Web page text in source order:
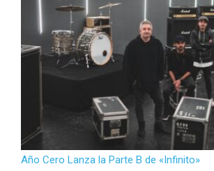
Año Cero Lanza la Parte B de «Infinito»